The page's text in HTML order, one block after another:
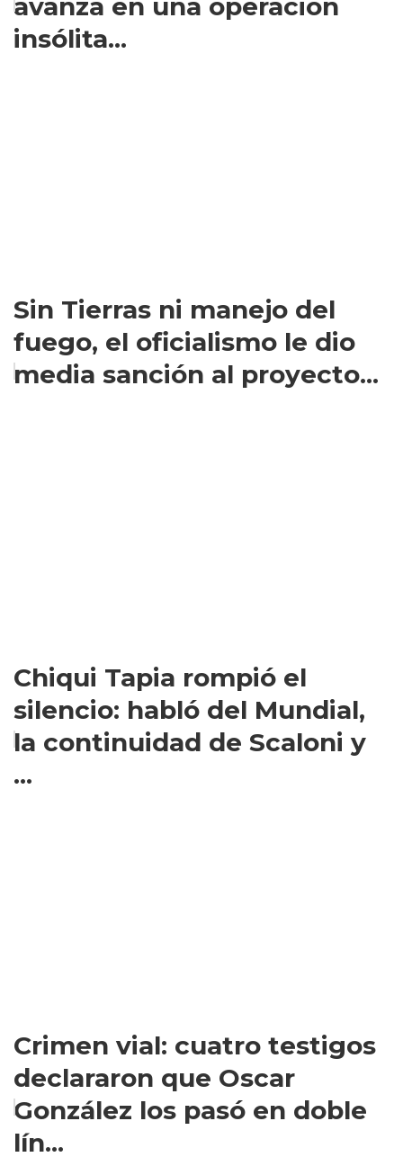
avanza en una operación
insólita...
Sin Tierras ni manejo del
fuego, el oficialismo le dio
media sanción al proyecto...
Chiqui Tapia rompió el
silencio: habló del Mundial,
la continuidad de Scaloni y
...
Crimen vial: cuatro testigos
declararon que Oscar
González los pasó en doble
lín...